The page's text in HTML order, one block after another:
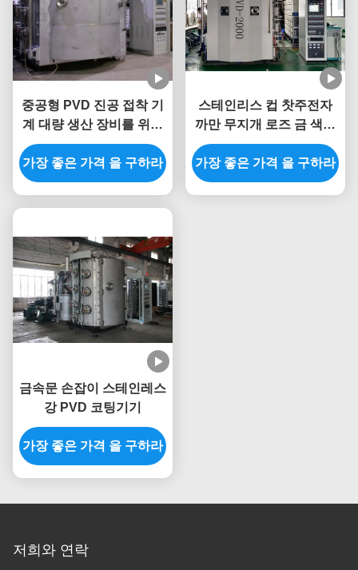
중공형 PVD 진공 접착 기
계 대량 생산 장비를 위한
다목적
가장 좋은 가격 을 구하라
스테인리스 컵 찻주전자
까만 무지개 로즈 금 색깔
을 위한 장식적인 PVD 진
공 코팅 기계
가장 좋은 가격 을 구하라
금속문 손잡이 스테인레스
강 PVD 코팅기기
가장 좋은 가격 을 구하라
저희와 연락